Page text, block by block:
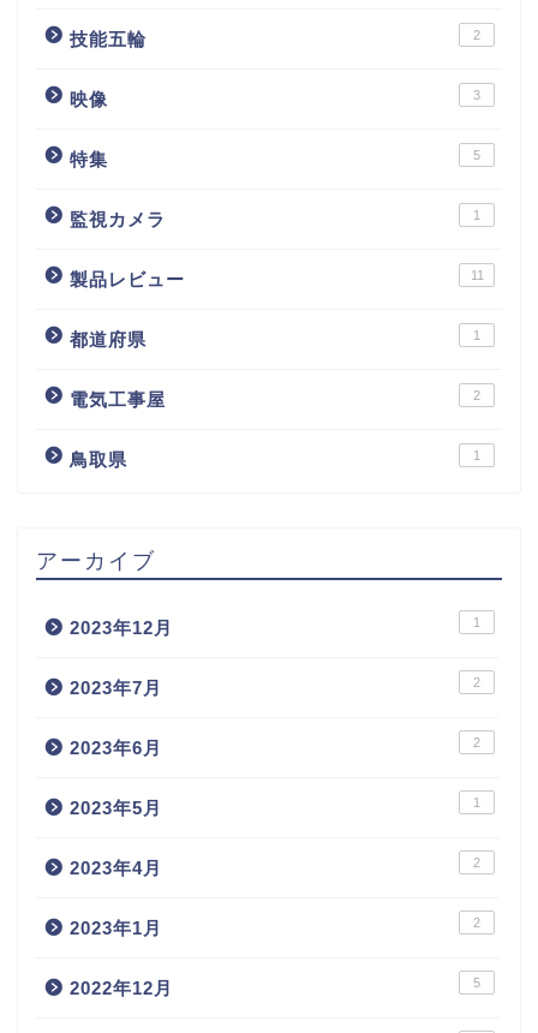
技能五輪 2
映像 3
特集 5
監視カメラ 1
製品レビュー 11
都道府県 1
電気工事屋 2
鳥取県 1
アーカイブ
2023年12月 1
2023年7月 2
2023年6月 2
2023年5月 1
2023年4月 2
2023年1月 2
2022年12月 5